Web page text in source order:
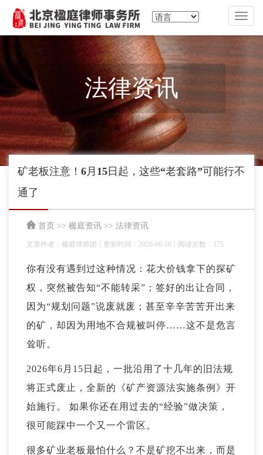
切
换
导
法律资讯
矿老板注意！6月15日起，这些“老套路”可能行不
通了
首页 >> 楹庭资讯 >> 法律资讯
文章作者：楹庭律师团 更新时间：2026-06-16 阅读次数：175
你有没有遇到过这种情况：花大价钱拿下的探矿
权，突然被告知“不能转采”；签好的出让合同，
因为“规划问题”说废就废；甚至辛辛苦苦开出来
的矿，却因为用地不合规被叫停……这不是危言
耸听。
2026年6月15日起，一批沿用了十几年的旧法规
将正式废止，全新的《矿产资源法实施条例 》开
始施行。 如果你还在用过去的“经验”做决策，
很可能踩中一个又一个雷区。
很多矿业老板最怕什么？不是矿挖不出来，而是